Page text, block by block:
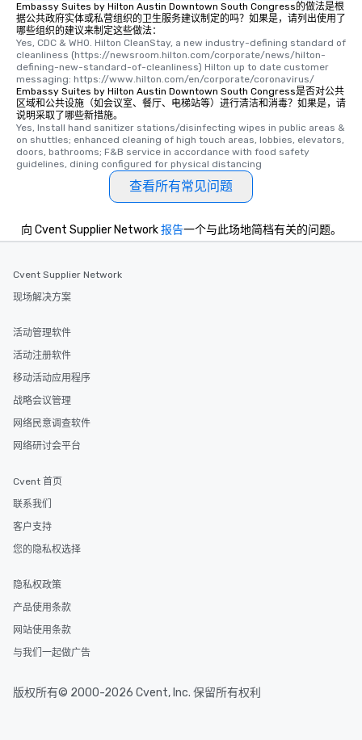
Embassy Suites by Hilton Austin Downtown South Congress的做法是根
据公共政府实体或私营组织的卫生服务建议制定的吗？如果是，请列出使用了
哪些组织的建议来制定这些做法：
Yes, CDC & WHO. Hilton CleanStay, a new industry-defining standard of
cleanliness (https://newsroom.hilton.com/corporate/news/hilton-
defining-new-standard-of-cleanliness) Hilton up to date customer
messaging: https://www.hilton.com/en/corporate/coronavirus/
Embassy Suites by Hilton Austin Downtown South Congress是否对公共
区域和公共设施（如会议室、餐厅、电梯站等）进行清洁和消毒？如果是，请
说明采取了哪些新措施。
Yes, Install hand sanitizer stations/disinfecting wipes in public areas &
on shuttles; enhanced cleaning of high touch areas, lobbies, elevators,
doors, bathrooms; F&B service in accordance with food safety
guidelines, dining configured for physical distancing
查看所有常见问题
向 Cvent Supplier Network报告一个与此场地简档有关的问题。
Cvent Supplier Network
现场解决方案
活动管理软件
活动注册软件
移动活动应用程序
战略会议管理
网络民意调查软件
网络研讨会平台
Cvent 首页
联系我们
客户支持
您的隐私权选择
隐私权政策
产品使用条款
网站使用条款
与我们一起做广告
版权所有© 2000-2026 Cvent, Inc. 保留所有权利